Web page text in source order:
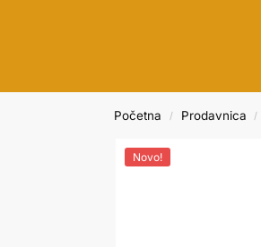
Početna / Prodavnica /
Novo!